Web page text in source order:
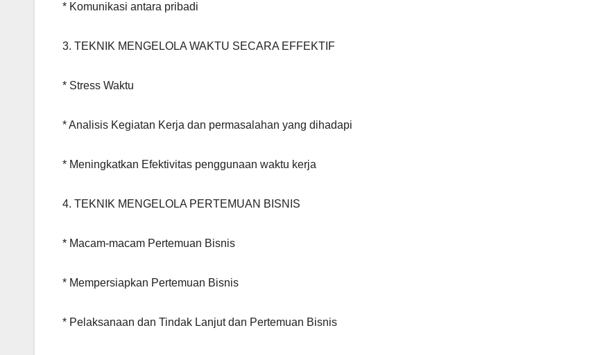
* Komunikasi antara pribadi
3. TEKNIK MENGELOLA WAKTU SECARA EFFEKTIF
* Stress Waktu
* Analisis Kegiatan Kerja dan permasalahan yang dihadapi
* Meningkatkan Efektivitas penggunaan waktu kerja
4. TEKNIK MENGELOLA PERTEMUAN BISNIS
* Macam-macam Pertemuan Bisnis
* Mempersiapkan Pertemuan Bisnis
* Pelaksanaan dan Tindak Lanjut dan Pertemuan Bisnis